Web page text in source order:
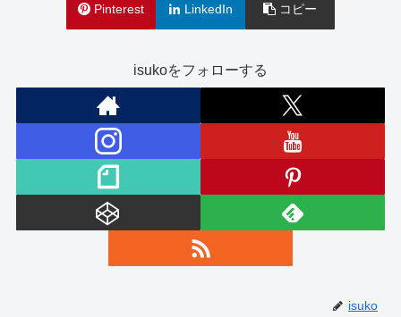
Pinterest LinkedIn コピー
isukoをフォローする
isuko